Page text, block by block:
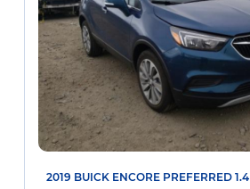
2019 BUICK ENCORE PREFERRED 1.4